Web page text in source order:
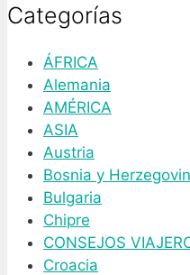
Categorías
ÁFRICA
Alemania
AMÉRICA
ASIA
Austria
Bosnia y
Bulgaria
Chipre
CONSEJOS
Croacia